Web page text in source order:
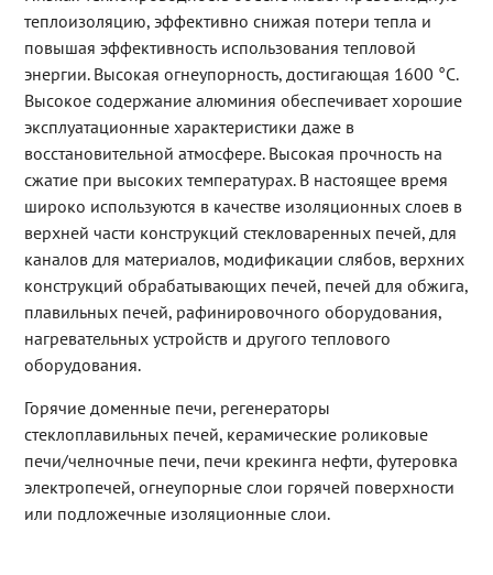
теплоизоляцию, эффективно снижая потери тепла и
повышая эффективность использования тепловой
энергии. Высокая огнеупорность, достигающая 1600 °C.
Высокое содержание алюминия обеспечивает хорошие
эксплуатационные характеристики даже в
восстановительной атмосфере. Высокая прочность на
сжатие при высоких температурах. В настоящее время
широко используются в качестве изоляционных слоев в
верхней части конструкций стекловаренных печей, для
каналов для материалов, модификации слябов, верхних
конструкций обрабатывающих печей, печей для обжига,
плавильных печей, рафинировочного оборудования,
нагревательных устройств и другого теплового
оборудования.
Горячие доменные печи, регенераторы
стеклоплавильных печей, керамические роликовые
печи/челночные печи, печи крекинга нефти, футеровка
электропечей, огнеупорные слои горячей поверхности
или подложечные изоляционные слои.